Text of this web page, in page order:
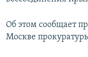
Об этом сообщает
Москве